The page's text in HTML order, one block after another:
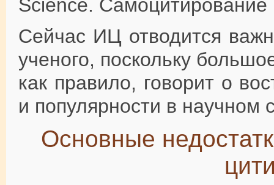
Science. Самоцитирование
Сейчас ИЦ отводится
ученого, поскольку
как правило, говорит о
и популярности в научном
Основные